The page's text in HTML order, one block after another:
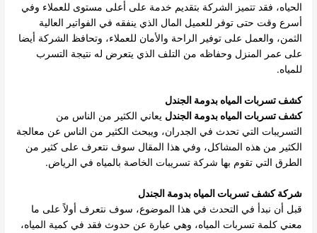
الحياه، فقد تتميز الشركة بتقديم خدمة على أعلى مستوى للعملاء وفي
أسرع وقت حتى توفر للعميل المال الذي ينفقه في الفواتير العالية
الثمن، والعمل على توفير الراحة والأمان للعملاء، وتحافظ الشركة أيضا
على عمر المنزل وحفاظه من التلف الذي يتعرض له نتيجة التسرب
للمياه.
كشف تسربات المياه بدومة الجندل
كشف تسربات المياه بدومة الجندل يعاني الكثير من الناس من
التسريبات التي تحدث في الجدران، ويبحث الكثير من الناس عن معالجة
الكثير من هذه المشاكل، وفي هذا المقال سوف نتعرف على كثير من
الطرق التي تقوم بها شركة تسريبات الخاصة بالمياه في الرياض.
شركة كشف تسربات المياه بدومة الجندل
قبل أن نبدأ في التحدث في هذا الموضوع، سوف نتعرف أولاً على ما
معني كلمة تسربات المياه، وهي عبارة عن حدوث فقد في كمية المياه،